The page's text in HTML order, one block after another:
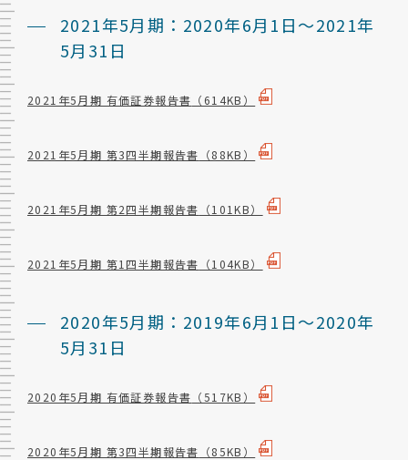
2021年5月期：2020年6月1日～2021年
5月31日
2021年5月期 有価証券報告書 （614KB）
2021年5月期 第3四半期報告書 （88KB）
2021年5月期 第2四半期報告書 （101KB）
2021年5月期 第1四半期報告書 （104KB）
2020年5月期：2019年6月1日～2020年
5月31日
2020年5月期 有価証券報告書 （517KB）
2020年5月期 第3四半期報告書 （85KB）